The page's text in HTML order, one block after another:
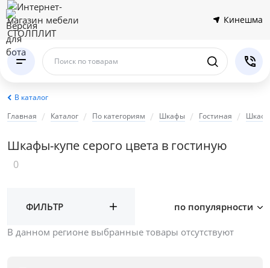
Кинешма
Поиск по товарам
В каталог
Главная
Каталог По категориям Шкафы Гостиная
Шкафы-купе серого цвета в гостиную
0
ФИЛЬТР по популярности
В данном регионе выбранные товары отсутствуют